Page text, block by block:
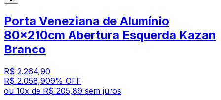
Porta Veneziana de Alumínio
80x210cm Abertura Esquerda Kazan
Branco
R$ 2.264,90
R$ 2.058,909% OFF
ou 10x de R$ 205,89 sem juros